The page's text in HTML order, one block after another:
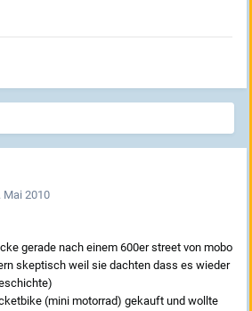
Mai 2010
gerade nach einem 600er street von mobo
skeptisch weil sie dachten dass es wieder
(mini motorrad) gekauft und wollte